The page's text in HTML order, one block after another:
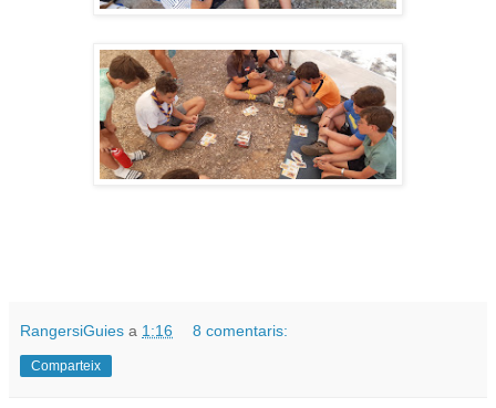
RangersiGuies a 1:16 8 comentaris:
Comparteix